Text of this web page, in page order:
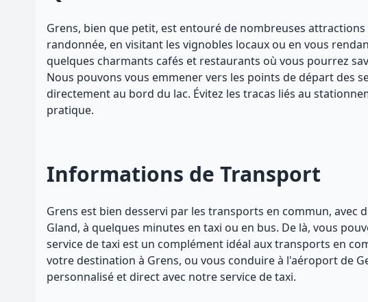
Grens, bien que petit, est entouré de nombreuses
randonnée, en visitant les vignobles locaux ou en vous
quelques charmants cafés et restaurants où vous pourrez
Nous pouvons vous emmener vers les points de départ des
directement au bord du lac. Évitez les tracas liés au
pratique.
Informations de Transport
Grens est bien desservi par les transports en commun, avec
Gland, à quelques minutes en taxi ou en bus. De là, vous
service de taxi est un complément idéal aux transports en
votre destination à Grens, ou vous conduire à l'aéroport de
personnalisé et direct avec notre service de taxi.